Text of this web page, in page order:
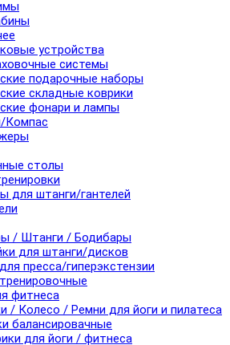
устройства
системы
подарочные наборы
складные коврики
фонари и лампы
Компас
столы
для штанги/гантелей
/ Штанги / Бодибары
для штанги/дисков
пресса/гиперэкстензии
фитнеса
/ Колесо / Ремни для йоги и пилатеса
балансировачные
для йоги / фитнеса